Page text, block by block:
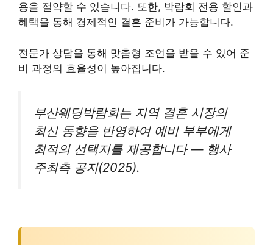
용을 절약할 수 있습니다. 또한, 박람회 전용 할인과
혜택을 통해 경제적인 결혼 준비가 가능합니다.
전문가 상담을 통해 맞춤형 조언을 받을 수 있어 준
비 과정의 효율성이 높아집니다.
부산웨딩박람회는 지역 결혼 시장의
최신 동향을 반영하여 예비 부부에게
최적의 선택지를 제공합니다 — 행사
주최측 공지(2025).